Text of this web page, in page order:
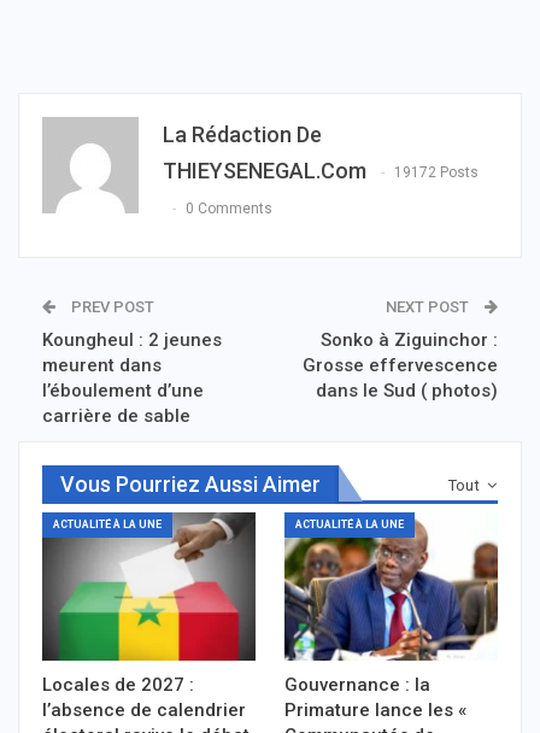
La Rédaction De
THIEYSENEGAL.com
19172 Posts
0 Comments
PREV POST
Koungheul : 2 jeunes
meurent dans
l’éboulement d’une
carrière de sable
NEXT POST
Sonko à Ziguinchor :
Grosse effervescence
dans le Sud ( photos)
Tout
Vous Pourriez Aussi Aimer
ACTUALITÉ À LA UNE
Locales de 2027 :
l’absence de calendrier
ACTUALITÉ À LA UNE
Gouvernance : la
Primature lance les «